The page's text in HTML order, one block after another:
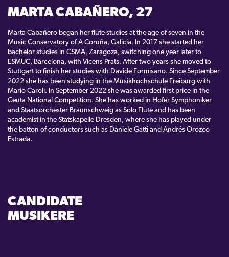
MARTA CABAÑERO, 27
Marta Cabañero began her flute studies at the age of seven in the
Music Conservatory of A Coruña, Galicia. In 2017 she started her
bachelor studies in CSMA, Zaragoza, switching one year later to
ESMUC, Barcelona, with Vicens Prats. After two years she moved to
Stuttgart to finish her studies with Davide Formisano. Since September
2022 she has been studying in the Musikhochschule Freiburg with
Mario Caroli. In September 2022 she was awarded first price in the
Ceuta National Competition. She has worked in Hofer Symphoniker
and Staatsorchester Braunschweig as Solo Flute and has been
academist in the Statskapelle Dresden, where she has played under
the batton of conductors such as Daniele Gatti and Andrés Orozco
Estrada.
CANDIDATE
MUSIKERE